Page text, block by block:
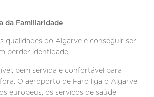
da Familiaridade
qualidades do Algarve é conseguir ser
perder identidade.
bem servida e confortável para
O aeroporto de Faro liga o Algarve
europeus, os serviços de saúde